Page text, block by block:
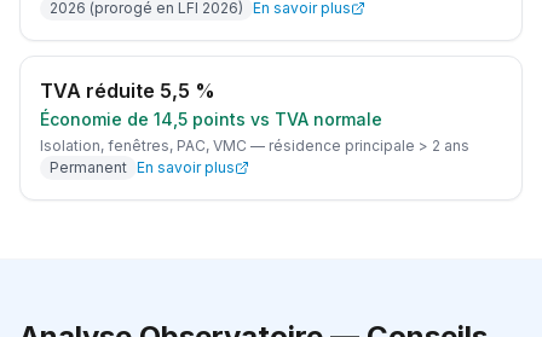
2026 (prorogé en LFI 2026) En savoir plus
TVA réduite 5,5 %
Économie de 14,5 points vs TVA normale
Isolation, fenêtres, PAC, VMC — résidence principale > 2 ans
Permanent En savoir plus